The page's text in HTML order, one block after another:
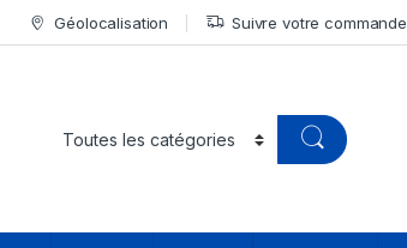
Géolocalisation Suivre votre commande